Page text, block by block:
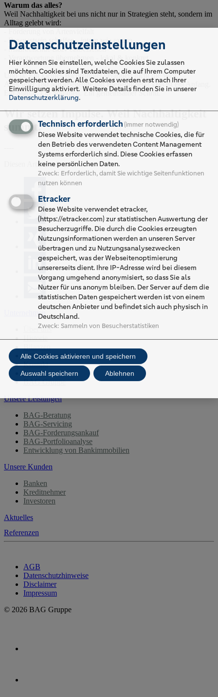
Warum das alles?
Weil Nachhaltigkeit bei uns nicht nur in Strategien steht, sondern im
Alltag gelebt wird:
- Bewusstsein schaffen - intern wie extern
- Mitarbeitende aktiv einbeziehen
- Verantwortung übernehmen - lokal & konkret
Und ja: Ein kleines Bienenhotel verändert nicht die Welt.
Aber über 180 Mitarbeitende mit Bienenhotels? Das ist ein Anfang.
Ein Signal. Ein Summen. Ein gemeinsamer Schritt.
Wir setzen Impulse. Weil Nachhaltigkeit
summt.
Diesen Artikel teilen:
Unternehmen
Über uns
Historie
Bilanzen
Offenlegungsberichte
Kontakt
Glossar
BAG Gruppe
Unsere Leistungen
BAG-Beratung
BAG-Servicing
BAG-Forderungsankauf
BAG-Portfolioanalyse
Entwicklung von Bankimmobilien
Unsere Kunden
Banken
Kreditnehmer
Investoren
Aktuelles
Referenzen
AGB
Datenschutzhinweise
Disclaimer
Impressum
© 2026 BAG Gruppe
Datenschutzeinstellungen
Hier können Sie einstellen, welche Cookies Sie zulassen
möchten. Cookies sind Textdateien, die auf Ihrem Computer
gespeichert werden. Alle Cookies werden erst nach Ihrer
Einwilligung aktiviert. Weitere Details finden Sie in unserer
Datenschutzerklärung.
Technisch erforderlich (immer notwendig)
Diese Website verwendet technische Cookies, die für
den Betrieb des verwendeten Content Management
Systems erforderlich sind. Diese Cookies erfassen
keine persönlichen Daten.
Zweck: Erforderlich, damit Sie wichtige Seitenfunktionen
nutzen können
Etracker
Diese Website verwendet etracker,
(https://etracker.com) zur statistischen Auswertung der
Besucherzugriffe. Die durch die Cookies erzeugten
Nutzungsinformationen werden an unseren Server
übertragen und zu Nutzungsanalysezwecken
gespeichert, was der Webseitenoptimierung
unsererseits dient. Ihre IP-Adresse wird bei diesem
Vorgang umgehend anonymisiert, so dass Sie als
Nutzer für uns anonym bleiben. Der Server auf dem die
statistischen Daten gespeichert werden ist von einem
deutschen Anbieter und befindet sich auch physisch in
Deutschland.
Zweck: Sammeln von Besucherstatistiken
Alle Cookies aktivieren und speichern
Auswahl speichern Ablehnen